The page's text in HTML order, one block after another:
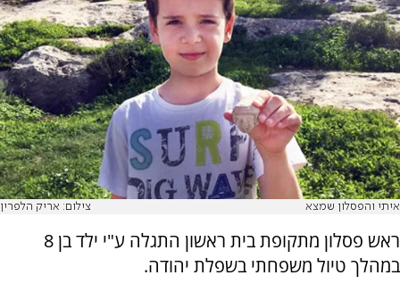
איתי והפסלון שמצא צילום: אריק הלפרין
ראש פסלון מתקופת בית ראשון התגלה ע"י ילד בן 8
במהלך טיול משפחתי בשפלת יהודה.